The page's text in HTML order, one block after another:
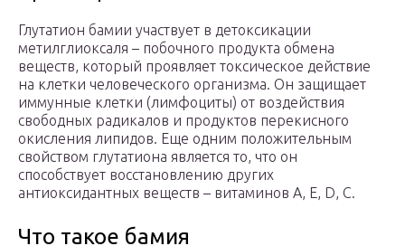
Глутатион бамии участвует в детоксикации
метилглиоксаля – побочного продукта обмена
веществ, который проявляет токсическое действие
на клетки человеческого организма. Он защищает
иммунные клетки (лимфоциты) от воздействия
свободных радикалов и продуктов перекисного
окисления липидов. Еще одним положительным
свойством глутатиона является то, что он
способствует восстановлению других
антиоксидантных веществ – витаминов А, Е, D, С.
Что такое бамия